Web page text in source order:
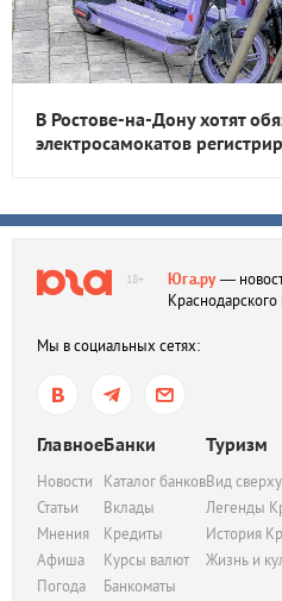
В Ростове-на-Дону хотят
электросамокатов
18+ Юга.ру—
Мы в социальных сетях:
Главное
Новости
Статьи
Мнения
Афиша
Погода
Банки
Каталог банков
Вклады
Кредиты
Курсы валют
Банкоматы
Туризм
Вид
Легенды
История
Жизнь и